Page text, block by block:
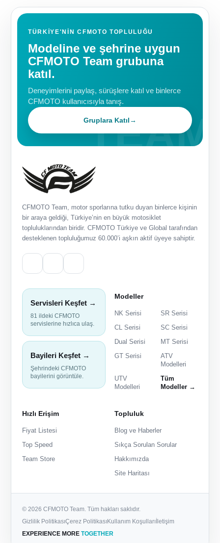
TÜRKIYE'NIN CFMOTO TOPLULUĞU
Modeline ve şehrine uygun
CFMOTO Team grubuna
katıl.
Deneyimlerini paylaş, sürüşlere katıl ve binlerce
CFMOTO kullanıcısıyla tanış.
Gruplara Katıl→
CFMOTO Team, motor sporlarına tutku duyan binlerce kişinin
bir araya geldiği, Türkiye’nin en büyük motosiklet
topluluklarından biridir. CFMOTO Türkiye ve Global tarafından
desteklenen topluluğumuz 60.000’i aşkın aktif üyeye sahiptir.
Servisleri Keşfet →
81 ildeki CFMOTO
servislerine hızlıca ulaş.
Bayileri Keşfet →
Şehrindeki CFMOTO
bayilerini görüntüle.
Modeller
NK Serisi
SR Serisi
CL Serisi
SC Serisi
Dual Serisi
MT Serisi
GT Serisi
ATV
Modelleri
UTV
Modelleri
Tüm
Modeller →
Hızlı Erişim
Fiyat Listesi
Top Speed
Team Store
Topluluk
Blog ve Haberler
Sıkça Sorulan Sorular
Hakkımızda
Site Haritası
© 2026 CFMOTO Team. Tüm hakları saklıdır.
Gizlilik PolitikasıÇerez PolitikasıKullanım Koşulları İletişim
EXPERIENCE MORE TOGETHER